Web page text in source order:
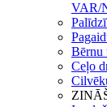
VAR/
Bērnu
Ceļo